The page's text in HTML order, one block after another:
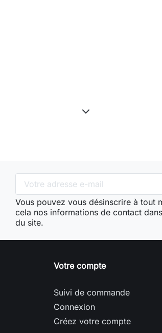
Vous pouvez vous désinscrire à tout
cela nos informations de contact
du site.
Votre compte
Suivi de commande
Connexion
Créez votre compte